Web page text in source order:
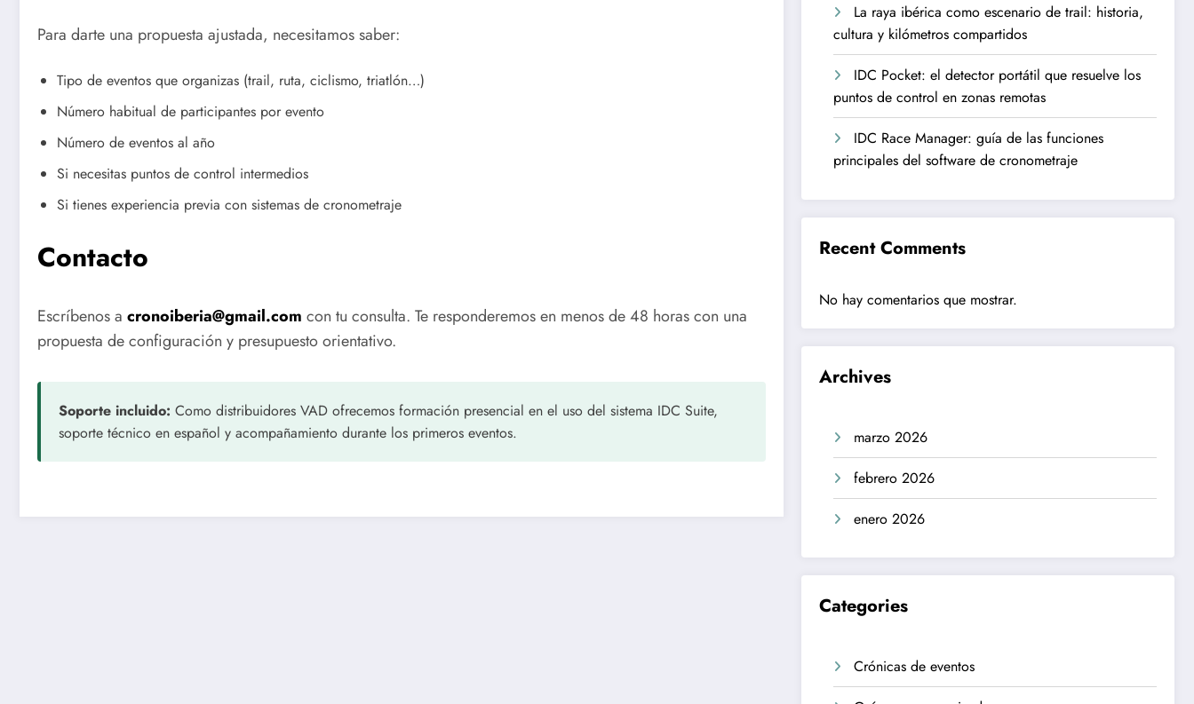
Para darte una propuesta ajustada, necesitamos saber:
Tipo de eventos que organizas (trail, ruta, ciclismo, triatlón…)
Número habitual de participantes por evento
Número de eventos al año
Si necesitas puntos de control intermedios
Si tienes experiencia previa con sistemas de cronometraje
Contacto
Escríbenos a cronoiberia@gmail.com con tu consulta. Te responderemos en menos de 48 horas con una
propuesta de configuración y presupuesto orientativo.
Soporte incluido: Como distribuidores VAD ofrecemos formación presencial en el uso del sistema IDC Suite,
soporte técnico en español y acompañamiento durante los primeros eventos.
La raya ibérica como escenario de trail: historia,
cultura y kilómetros compartidos
IDC Pocket: el detector portátil que resuelve los
puntos de control en zonas remotas
IDC Race Manager: guía de las funciones
principales del software de cronometraje
Recent Comments
No hay comentarios que mostrar.
Archives
marzo 2026
febrero 2026
enero 2026
Categories
Crónicas de eventos